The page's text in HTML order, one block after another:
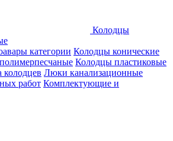
Колодцы
категории Колодцы конические
Колодцы пластиковые
колодцев Люки канализационные
работ Комплектующие и